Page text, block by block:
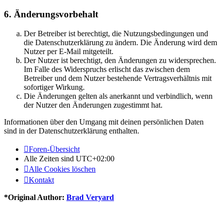
6. Änderungsvorbehalt
Der Betreiber ist berechtigt, die Nutzungsbedingungen und
die Datenschutzerklärung zu ändern. Die Änderung wird dem
Nutzer per E-Mail mitgeteilt.
Der Nutzer ist berechtigt, den Änderungen zu widersprechen.
Im Falle des Widerspruchs erlischt das zwischen dem
Betreiber und dem Nutzer bestehende Vertragsverhältnis mit
sofortiger Wirkung.
Die Änderungen gelten als anerkannt und verbindlich, wenn
der Nutzer den Änderungen zugestimmt hat.
Informationen über den Umgang mit deinen persönlichen Daten
sind in der Datenschutzerklärung enthalten.
Foren-Übersicht
Alle Zeiten sind UTC+02:00
Alle Cookies löschen
Kontakt
*Original Author: Brad Veryard